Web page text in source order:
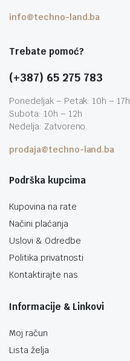
info@techno-land.ba
Trebate pomoć?
(+387) 65 275 783
Ponedeljak – Petak: 10h – 17h
Subota: 10h – 12h
Nedelja: Zatvoreno
prodaja@techno-land.ba
Podrška kupcima
Kupovina na rate
Načini plaćanja
Uslovi & Odredbe
Politika privatnosti
Kontaktirajte nas
Informacije & Linkovi
Moj račun
Lista želja